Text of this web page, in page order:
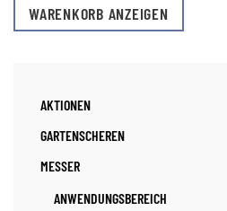
WARENKORB ANZEIGEN
AKTIONEN
GARTENSCHEREN
MESSER
ANWENDUNGSBEREICH